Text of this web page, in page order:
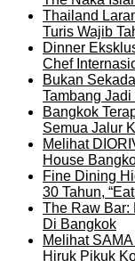
Thailand
Turis Wajib
Dinner
Chef
Bukan
Tambang
Bangkok
Semua Jalur
Melihat
House
Fine Dining
30 Tahun,
The Raw Bar:
Di Bangkok
Melihat
Hiruk Pikuk